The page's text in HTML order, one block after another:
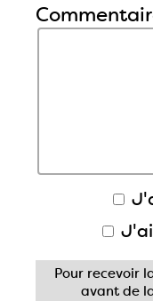
Pour recevoir
avant de